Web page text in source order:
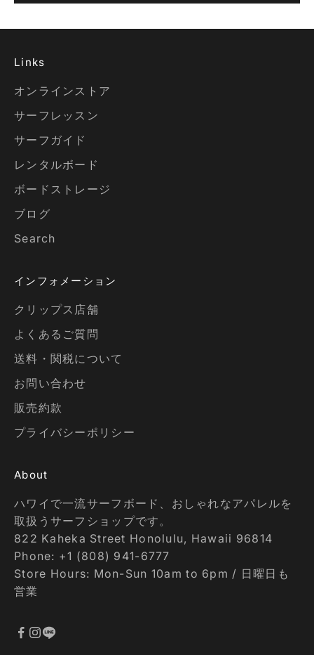
Links
オンラインストア
サーフレッスン
サーフガイド
レンタルボード
ボードストレージ
ブログ
Search
インフォメーション
クリップス店舗
よくあるご質問
送料・関税について
お問い合わせ
販売約款
プライバシーポリシー
About
ハワイで一流サーフボード、おしゃれなアパレルを
取扱うサーフショップです。
822 Kaheka Street Honolulu, Hawaii 96814
Phone: +1 (808) 941-6777
Store Hours: Mon-Sun 10am to 6pm / 日曜日も
営業